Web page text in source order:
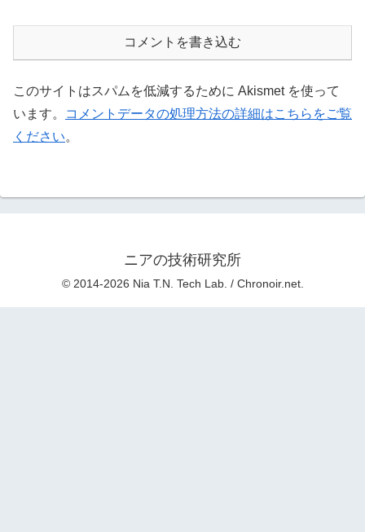
コメントを書き込む
このサイトはスパムを低減するために Akismet を使って
います。
コメントデータの処理方法の詳細はこちらをご覧
ください。
ニアの技術研究所
© 2014-2026 Nia T.N. Tech Lab. / Chronoir.net.